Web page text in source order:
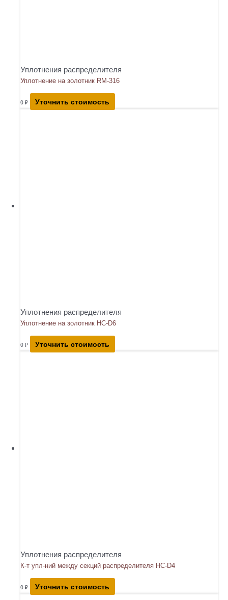
Уплотнения распределителя
Уплотнение на золотник RM-316
0 ₽ Уточнить стоимость
Уплотнения распределителя
Уплотнение на золотник HC-D6
0 ₽ Уточнить стоимость
Уплотнения распределителя
К-т упл-ний между секций распределителя HC-D4
0 ₽ Уточнить стоимость